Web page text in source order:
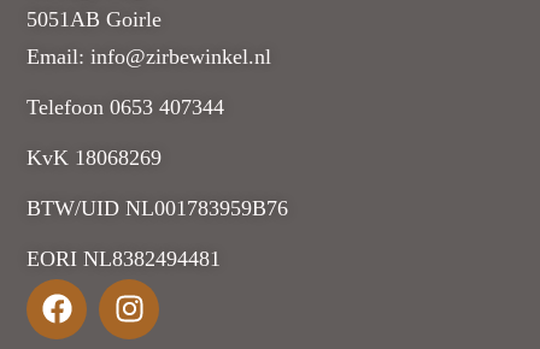
5051AB Goirle
Email: info@zirbewinkel.nl
Telefoon 0653 407344
KvK 18068269
BTW/UID NL001783959B76
EORI NL8382494481